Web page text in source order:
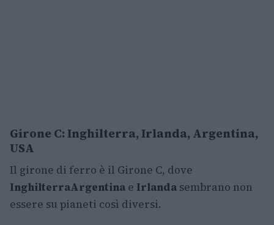
Girone C: Inghilterra, Irlanda, Argentina,
USA
Il girone di ferro è il Girone C, dove
InghilterraArgentina e Irlanda sembrano non
essere su pianeti così diversi.